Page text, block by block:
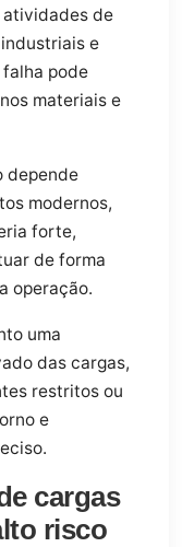
atividades de
e
pode
materiais e
depende
modernos,
forte,
de forma
operação.
uma
das cargas,
restritos ou
e
cargas
risco